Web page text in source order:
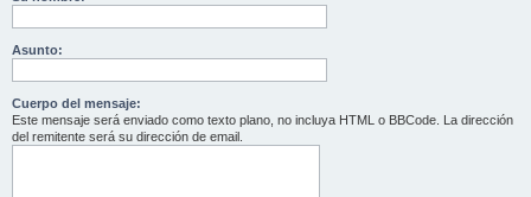
Asunto:
Cuerpo del mensaje:
Este mensaje será enviado como texto plano, no incluya HTML o BBCode. La dirección
del remitente será su dirección de email.